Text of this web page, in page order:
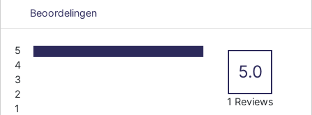
Beoordelingen
5
4
3
2
1
5.0
1 Reviews